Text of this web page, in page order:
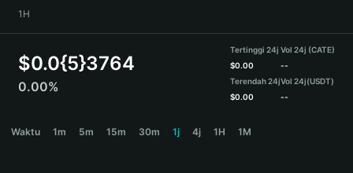
ภาษาไทย
हिन्दी
Español
Português (Brasil)
1H
$0.0{5}3764
0.00%
Tertinggi 24j
$0.00
Terendah 24j
$0.00
Vol 24j (CATE)
--
Vol 24j(USDT)
--
Waktu 1m 5m 15m 30m 1j 4j 1H 1M